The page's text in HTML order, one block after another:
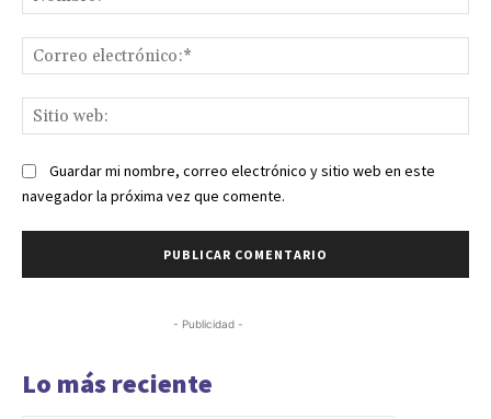
Guardar mi nombre, correo electrónico y sitio web en este
navegador la próxima vez que comente.
- Publicidad -
Lo más reciente